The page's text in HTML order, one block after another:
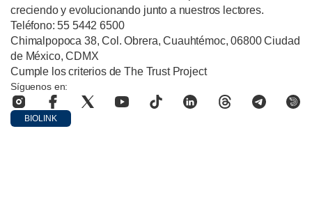
creciendo y evolucionando junto a nuestros lectores.
Teléfono: 55 5442 6500
Chimalpopoca 38, Col. Obrera, Cuauhtémoc, 06800 Ciudad
de México, CDMX
Cumple los criterios de The Trust Project
Síguenos en:
BIOLINK